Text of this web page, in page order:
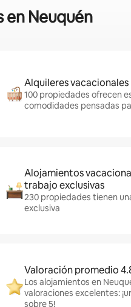
en Neuquén
Alquileres
100 propiedades ofrecen
comodidades pensadas
Alojamientos
trabajo exclusivas
230 propiedades tienen
exclusiva
Valoración promedio
Los alojamientos en
valoraciones excelentes:
sobre 5!